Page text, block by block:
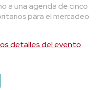
a una agenda de cinco
para el mercadeo
detalles del evento